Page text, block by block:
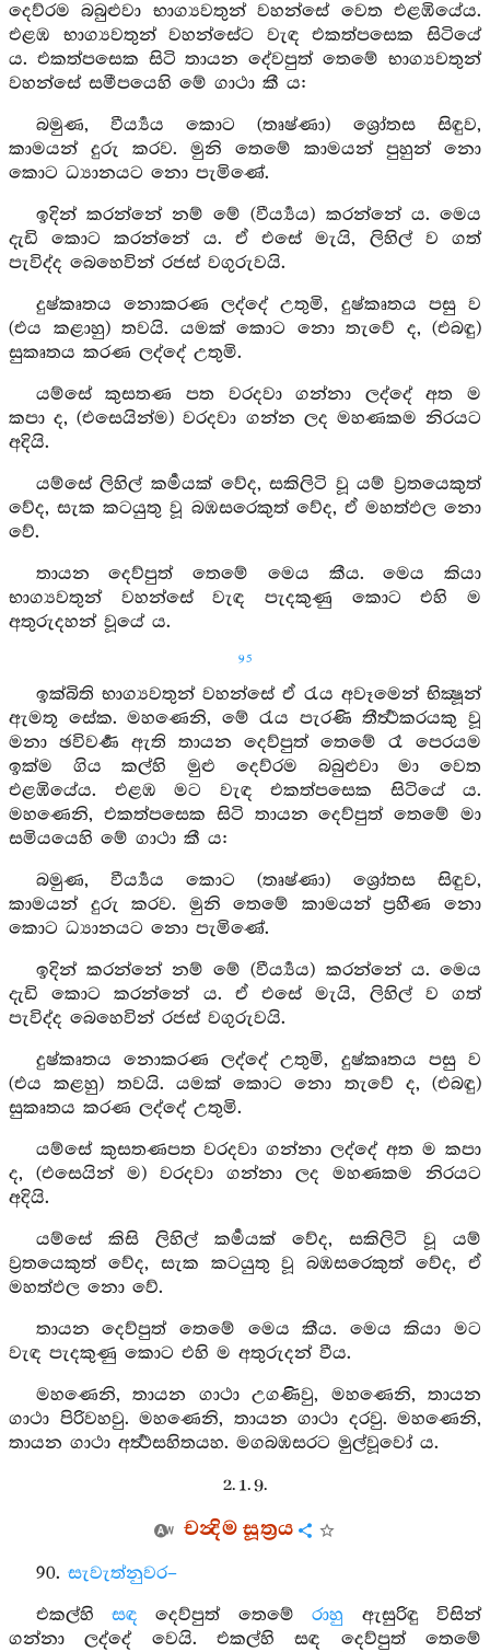
දෙව්රම බබුළුවා භාග්‍යවතුන් වහන්සේ වෙත එළඹියේය.
එළඹ භාග්‍යවතුන් වහන්සේට වැඳ එකත්පසෙක සිටියේ
ය. එකත්පසෙක සිටි තායන දේවපුත් තෙමේ භාග්‍යවතුන්
වහන්සේ සමීපයෙහි මේ ගාථා කී ය:
බමුණ, වීර්‍ය්‍යය කොට (තෘෂ්ණා) ශ්‍රෝතස සිඳුව,
කාමයන් දුරු කරව. මුනි තෙමේ කාමයන් පුහුන් නො
කොට ධ්‍යානයට නො පැමිණේ.
ඉදින් කරන්නේ නම් මේ (වීර්‍ය්‍යය) කරන්නේ ය. මෙය
දැඩි කොට කරන්නේ ය. ඒ එසේ මැයි, ලිහිල් ව ගත්
පැවිද්ද බෙහෙවින් රජස් වගුරුවයි.
දුෂ්කෘතය නොකරණ ලද්දේ උතුමි, දුෂ්කෘතය පසු ව
(එය කළාහු) තවයි. යමක් කොට නො තැවේ ද, (එබඳු)
සුකෘතය කරණ ලද්දේ උතුමි.
යම්සේ කුසතණ පත වරදවා ගන්නා ලද්දේ අත ම
කපා ද, (එසෙයින්ම) වරදවා ගන්න ලද මහණකම නිරයට
අදියි.
යම්සේ ලිහිල් කර්‍මයක් වේද, සකිලිටි වූ යම් ව්‍රතයෙකුත්
වේද, සැක කටයුතු වූ බඹසරෙකුත් වේද, ඒ මහත්ඵල නො
වේ.
තායන දෙව්පුත් තෙමේ මෙය කීය. මෙය කියා
භාග්‍යවතුන් වහන්සේ වැඳ පැදකුණු කොට එහි ම
අතුරුදහන් වූයේ ය.
95
ඉක්බිති භාග්‍යවතුන් වහන්සේ ඒ රැය අවෑමෙන් භික්‍ෂූන්
ඇමතූ සේක. මහණෙනි, මේ රැය පැරණි තීර්‍ත්‍ථකරයකු වූ
මනා ඡවිවර්‍ණ ඇති තායන දෙව්පුත් තෙමේ රෑ පෙරයම
ඉක්ම ගිය කල්හි මුළු දෙව්රම බබුළුවා මා වෙත
එළඹියේය. එළඹ මට වැඳ එකත්පසෙක සිටියේ ය.
මහණෙනි, එකත්පසෙක සිටි තායන දෙව්පුත් තෙමේ මා
සමියයෙහි මේ ගාථා කී ය:
බමුණ, වීර්‍ය්‍යය කොට (තෘෂ්ණා) ශ්‍රෝතස සිඳුව,
කාමයන් දුරු කරව. මුනි තෙමේ කාමයන් ප්‍රහීණ නො
කොට ධ්‍යානයට නො පැමිණේ.
ඉදින් කරන්නේ නම් මේ (වීර්‍ය්‍යය) කරන්නේ ය. මෙය
දැඩි කොට කරන්නේ ය. ඒ එසේ මැයි, ලිහිල් ව ගත්
පැවිද්ද බෙහෙවින් රජස් වගුරුවයි.
දුෂ්කෘතය නොකරණ ලද්දේ උතුමි, දුෂ්කෘතය පසු ව
(එය කළහු) තවයි. යමක් කොට නො තැවේ ද, (එබඳු)
සුකෘතය කරණ ලද්දේ උතුමි.
යම්සේ කුසතණපත වරදවා ගන්නා ලද්දේ අත ම කපා
ද, (එසෙයින් ම) වරදවා ගන්නා ලද මහණකම නිරයට
අදියි.
යම්සේ කිසි ලිහිල් කර්‍මයක් වේද, සකිලිටි වූ යම්
ව්‍රතයෙකුත් වේද, සැක කටයුතු වූ බඹසරෙකුත් වේද, ඒ
මහත්ඵල නො වේ.
තායන දෙව්පුත් තෙමේ මෙය කීය. මෙය කියා මට
වැඳ පැදකුණු කොට එහි ම අතුරුදන් වීය.
මහණෙනි, තායන ගාථා උගණිවු, මහණෙනි, තායන
ගාථා පිරිවහවු. මහණෙනි, තායන ගාථා දරවු. මහණෙනි,
තායන ගාථා අර්‍ත්‍ථසහිතයහ. මගබඹසරට මුල්වූවෝ ය.
2. 1. 9.
චන්‍දිම සූත්‍රය
90. සැවැත්නුවර–
එකල්හිසඳ දෙව්පුත් තෙමේරාහු ඇසුරිඳු විසින්
ගන්නා ලද්දේ වෙයි. එකල්හි සඳ දෙව්පුත් තෙමේ